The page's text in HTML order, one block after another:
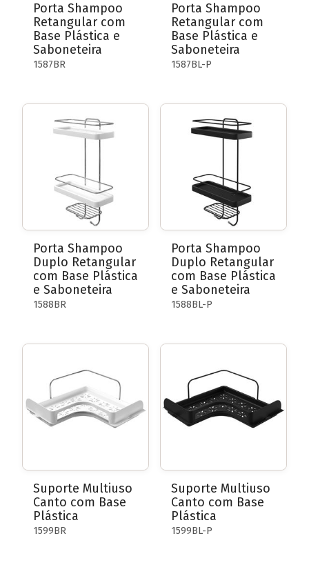
Porta Shampoo
Retangular com
Base Plástica e
Saboneteira
1587BR
Porta Shampoo
Retangular com
Base Plástica e
Saboneteira
1587BL-P
Porta Shampoo
Duplo Retangular
com Base Plástica
e Saboneteira
1588BR
Porta Shampoo
Duplo Retangular
com Base Plástica
e Saboneteira
1588BL-P
Suporte Multiuso
Canto com Base
Plástica
1599BR
Suporte Multiuso
Canto com Base
Plástica
1599BL-P